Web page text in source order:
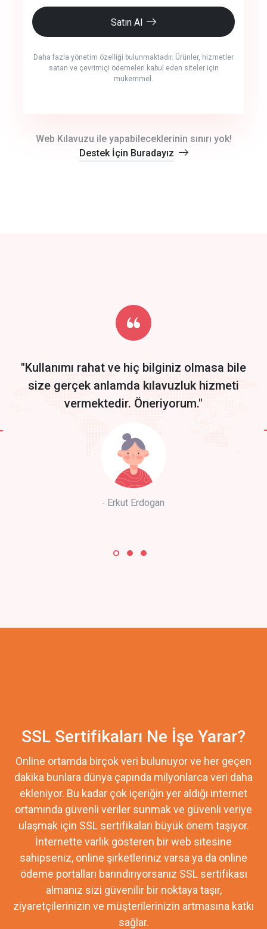
Satın Al
Daha fazla yönetim özelliği bulunmaktadır. Ürünler, hizmetler
satan ve çevrimiçi ödemeleri kabul eden siteler için
mükemmel.
Start by trying our service for 30 days free trial no credit card
required.
Web Kılavuzu ile yapabileceklerinin sınırı yok!
Destek İçin Buradayız
"Kullanımı rahat ve hiç bilginiz olmasa bile
size gerçek anlamda kılavuzluk hizmeti
vermektedir. Öneriyorum."
Erkut Erdogan
SSL Sertifikaları Ne İşe Yarar?
Online ortamda birçok veri bulunuyor ve her geçen
dakika bunlara dünya çapında milyonlarca veri daha
ekleniyor. Bu kadar çok içeriğin yer aldığı internet
ortamında güvenli veriler sunmak ve güvenli veriye
ulaşmak için SSL sertifikaları büyük önem taşıyor.
İnternette varlık gösteren bir web sitesine
sahipseniz, online şirketleriniz varsa ya da online
ödeme portalları barındırıyorsanız SSL sertifikası
almanız sizi güvenilir bir noktaya taşır,
ziyaretçilerinizin ve müşterilerinizin artmasına katkı
sağlar.